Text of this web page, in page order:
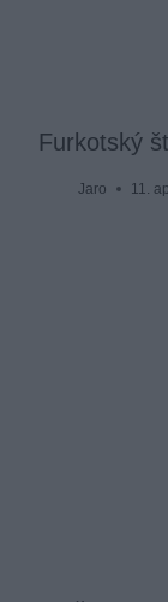
Furkotský
Jaro 11.